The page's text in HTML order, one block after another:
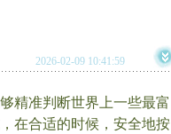
2026-02-09 10:41:59
精准判断世界上一些最富
在合适的时候，安全地按